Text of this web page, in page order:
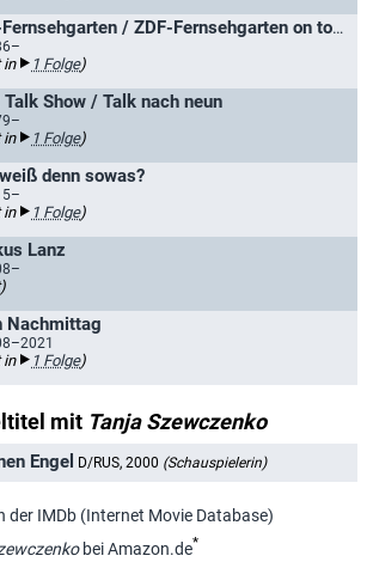
ZDF-Fernsehgarten / ZDF-Fernsehgarten on tour
in 1 Folge)
Talk Show / Talk nach neun
in 1 Folge)
denn sowas?
in 1 Folge)
Lanz
Nachmittag
in 1 Folge)
mit Tanja Szewczenko
Engel D/RUS, 2000 (Schauspielerin)
der IMDb (Internet Movie Database)
bei Amazon.de*